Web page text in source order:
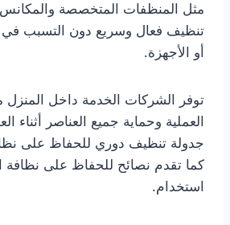
مثل المنظفات المتخصصة والمكانس
تنظيف فعال وسريع دون التسبب
أو الأجهزة.
توفر الشركات الخدمة داخل المنزل
العملية وحماية جميع العناصر أثناء
جدولة تنظيف دوري للحفاظ على
كما تقدم نصائح للحفاظ على نظافة
استخدام.